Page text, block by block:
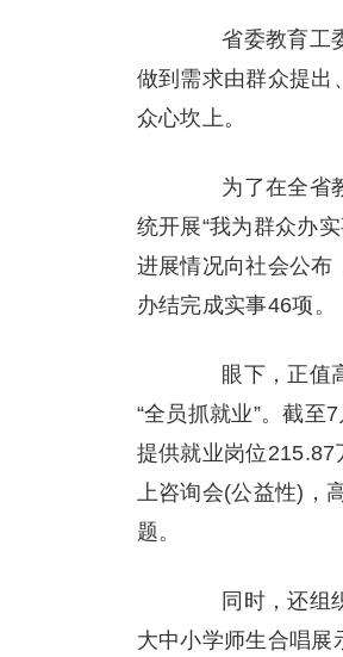
省委教育工委
做到需求由群众提出
众心坎上。
为了在全省教
统开展“我为群众办
进展情况向社会公布
办结完成实事46项。
眼下，正值高
“全员抓就业”。截至
提供就业岗位215.87
上咨询会(公益性)，
题。
同时，还组织
大中小学师生合唱展